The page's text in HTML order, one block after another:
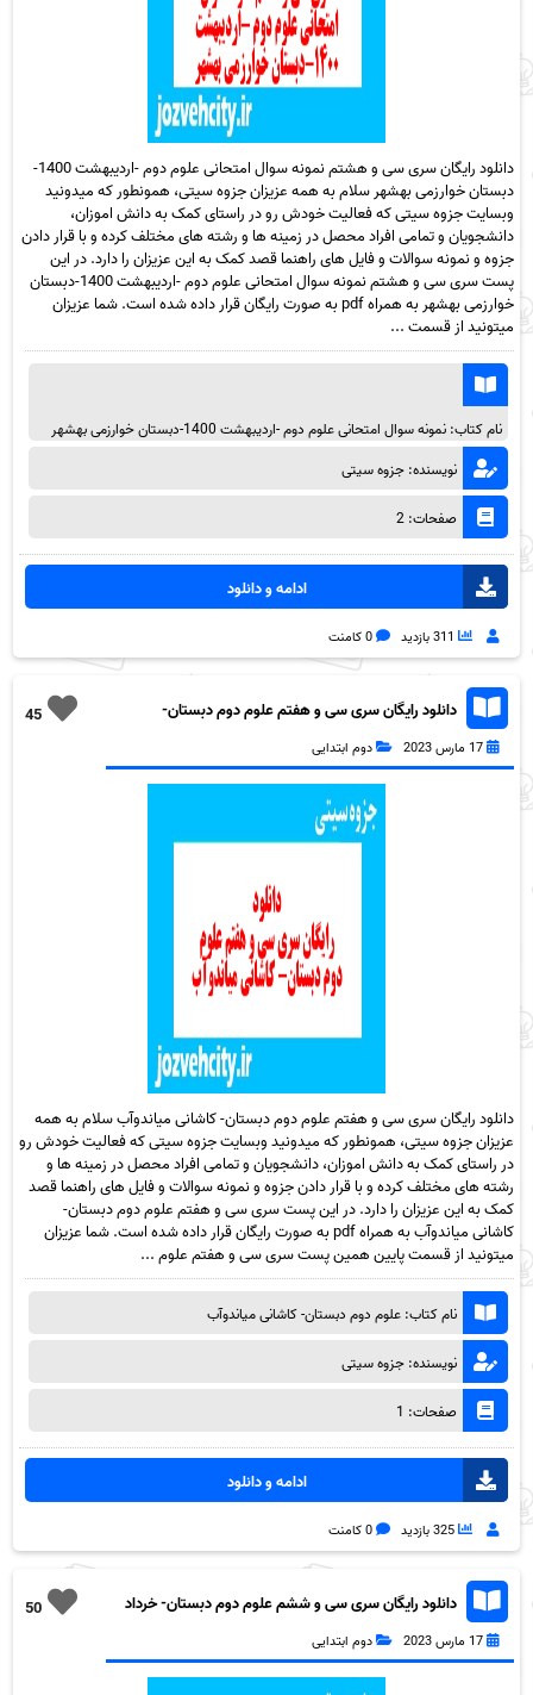
دانلود رایگان سری سی و هشتم نمونه سوال امتحانی علوم دوم -اردیبهشت 1400-
دبستان خوارزمی بهشهر سلام به همه عزیزان جزوه سیتی، همونطور که میدونید
وبسایت جزوه سیتی که فعالیت خودش رو در راستای کمک به دانش اموزان،
دانشجویان و تمامی افراد محصل در زمینه ها و رشته های مختلف کرده و با قرار دادن
جزوه و نمونه سوالات و فایل های راهنما قصد کمک به این عزیزان را دارد. در این
پست سری سی و هشتم نمونه سوال امتحانی علوم دوم -اردیبهشت 1400-دبستان
خوارزمی بهشهر به همراه pdf به صورت رایگان قرار داده شده است. شما عزیزان
میتونید از قسمت ...
نام کتاب: نمونه سوال امتحانی علوم دوم -اردیبهشت 1400-دبستان خوارزمی بهشهر
نویسنده: جزوه سیتی
صفحات: 2
ادامه و دانلود
311 بازدید 0 کامنت
45
دانلود رایگان سری سی و هفتم علوم دوم دبستان-
کاشانی میاندوآب به همراه pdf
17 مارس 2023 دوم ابتدایی
دانلود رایگان سری سی و هفتم علوم دوم دبستان- کاشانی میاندوآب سلام به همه
عزیزان جزوه سیتی، همونطور که میدونید وبسایت جزوه سیتی که فعالیت خودش رو
در راستای کمک به دانش اموزان، دانشجویان و تمامی افراد محصل در زمینه ها و
رشته های مختلف کرده و با قرار دادن جزوه و نمونه سوالات و فایل های راهنما قصد
کمک به این عزیزان را دارد. در این پست سری سی و هفتم علوم دوم دبستان-
کاشانی میاندوآب به همراه pdf به صورت رایگان قرار داده شده است. شما عزیزان
میتونید از قسمت پایین همین پست سری سی و هفتم علوم ...
نام کتاب: علوم دوم دبستان- کاشانی میاندوآب
نویسنده: جزوه سیتی
صفحات: 1
ادامه و دانلود
325 بازدید 0 کامنت
50
دانلود رایگان سری سی و ششم علوم دوم دبستان- خرداد
17 مارس 2023 دوم ابتدایی